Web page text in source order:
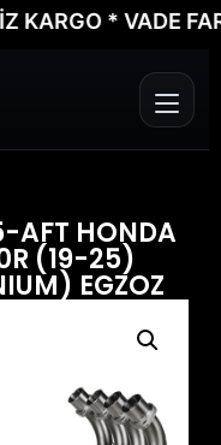
* VADE
AFT HONDA
(19-25)
EGZOZ